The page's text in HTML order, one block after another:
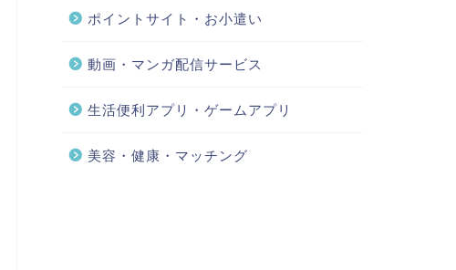
ポイントサイト・お小遣い
動画・マンガ配信サービス
生活便利アプリ・ゲームアプリ
美容・健康・マッチング